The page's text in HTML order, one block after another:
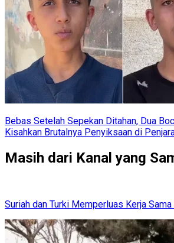
Bebas Setelah Sepekan Ditahan, Dua
Kisahkan Brutalnya Penyiksaan di
Masih dari Kanal yang
Suriah dan Turki Memperluas Kerja